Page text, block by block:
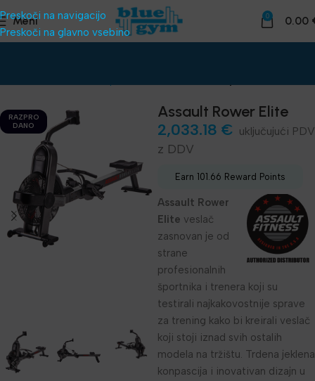
Preskoči na navigacijo
Preskoči na glavno vsebino
Meni 0 0.00
RAZPRO
DANO
Assault Rower Elite
2,033.18 €
z DDV
Earn 101.66 Reward Points
Assault Rower
Elite veslač
zasnovan je od
strane
profesionalnih
športnika i trenera koji su
testirali najkakovostnije sprave
za trening kako bi kreirali veslač
koji stoji iznad svih ostalih
modela na tržištu. Trdena jeklena
konpascija i inovativan dizajn u